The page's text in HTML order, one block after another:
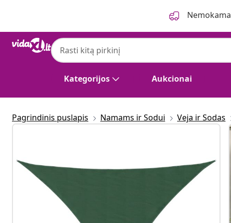
Kategorijos Aukcionai
Pagrindinis puslapis Namams ir Sodui Veja ir Sodas